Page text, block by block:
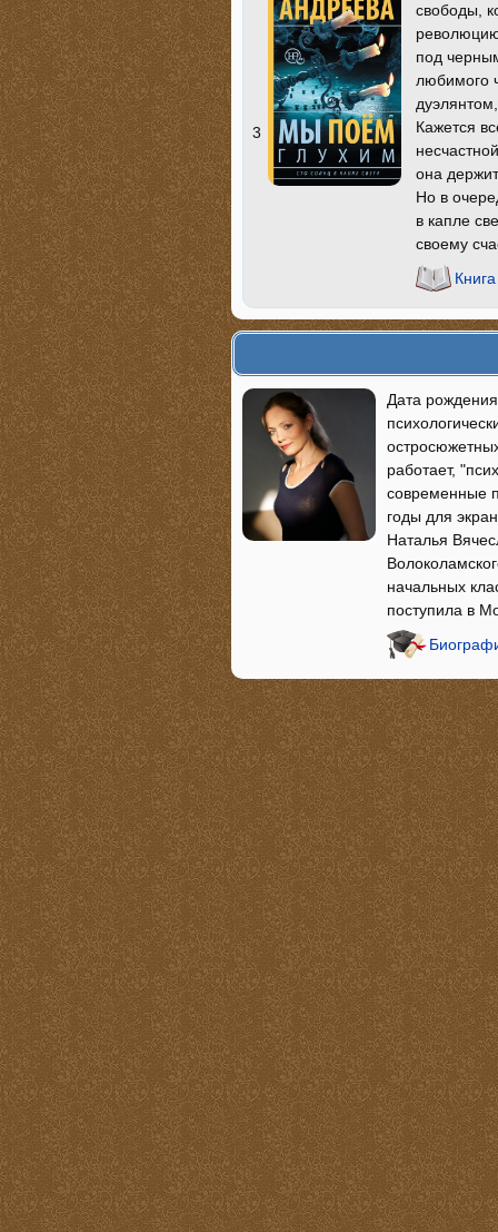
3
свободы,
под
любимого
Кажется
она
Но в
в капле
своему
Дата
работает,
современные
годы для
Наталья
начальных
поступила в